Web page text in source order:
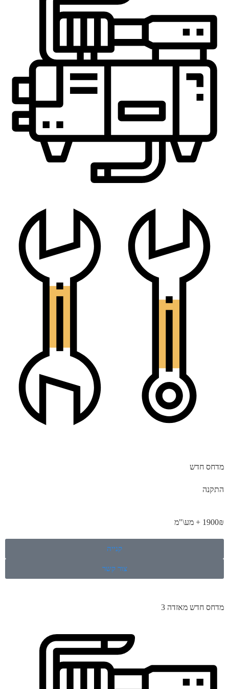
מדחס חדש
התקנה
1900₪ + מע\"מ
קנייה
צור קשר
מדחס חדש מאזדה 3